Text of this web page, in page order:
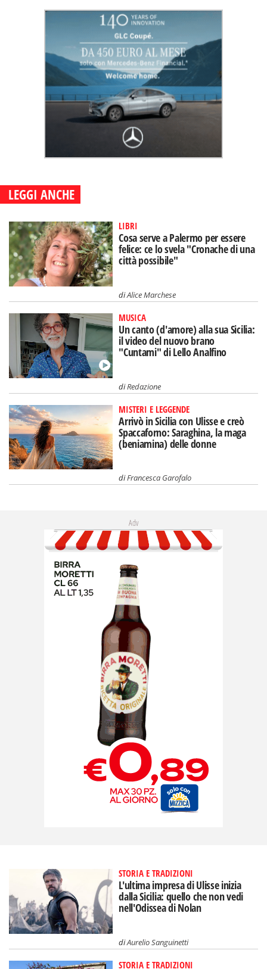
LEGGI ANCHE
LIBRI
Cosa serve a Palermo per essere
felice: ce lo svela "Cronache di una
città possibile"
diAlice Marchese
MUSICA
Un canto (d'amore) alla sua Sicilia:
il video del nuovo brano
"Cuntami" di Lello Analfino
diRedazione
MISTERI E LEGGENDE
Arrivò in Sicilia con Ulisse e creò
Spaccaforno: Saraghina, la maga
(beniamina) delle donne
diFrancesca Garofalo
Adv
STORIA E TRADIZIONI
L'ultima impresa di Ulisse inizia
dalla Sicilia: quello che non vedi
nell'Odissea di Nolan
diAurelio Sanguinetti
STORIA E TRADIZIONI